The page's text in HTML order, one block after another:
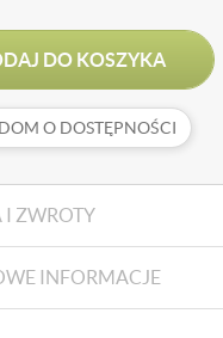
DO KOSZYKA
O DOSTĘPNOŚCI
I ZWROTY
INFORMACJE